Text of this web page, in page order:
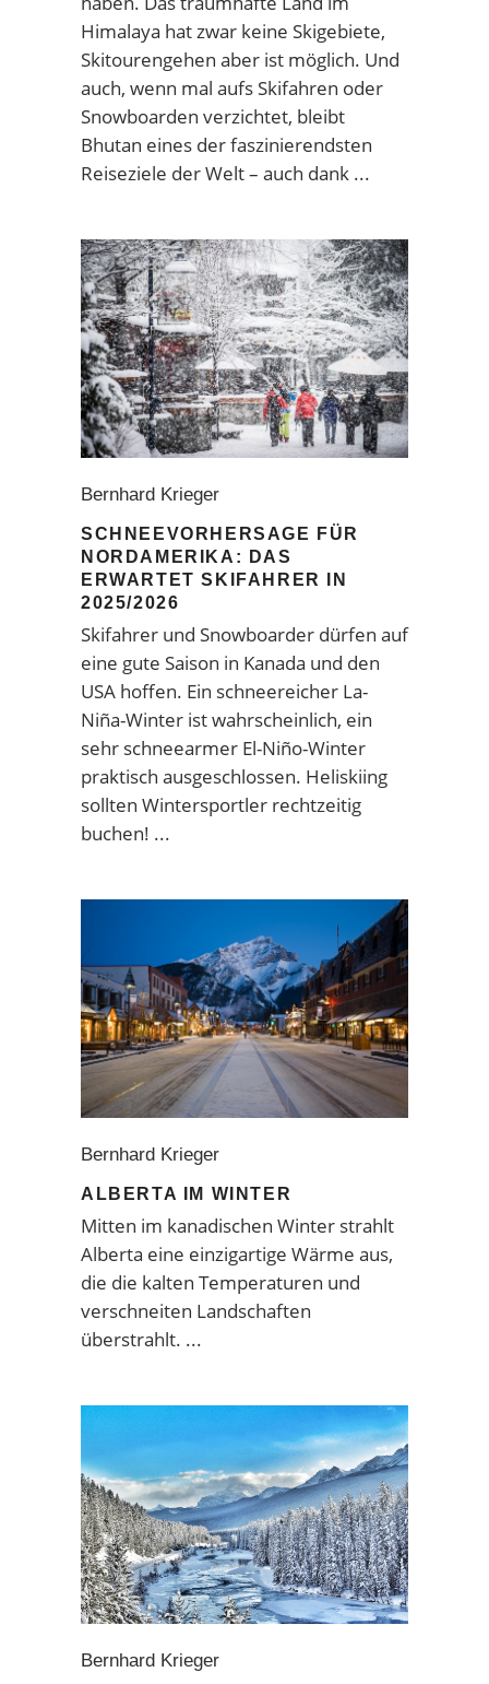
Himalaya hat zwar keine Skigebiete,
Skitourengehen aber ist möglich. Und
auch, wenn mal aufs Skifahren oder
Snowboarden verzichtet, bleibt
Bhutan eines der faszinierendsten
Reiseziele der Welt – auch dank
Bernhard Krieger
SCHNEEVORHERSAGE FÜR
NORDAMERIKA: DAS
ERWARTET SKIFAHRER IN
2025/2026
Skifahrer und Snowboarder dürfen auf
eine gute Saison in Kanada und den
USA hoffen. Ein schneereicher La-
Niña-Winter ist wahrscheinlich, ein
sehr schneearmer El-Niño-Winter
praktisch ausgeschlossen. Heliskiing
sollten Wintersportler rechtzeitig
buchen!
Bernhard Krieger
ALBERTA IM WINTER
Mitten im kanadischen Winter strahlt
Alberta eine einzigartige Wärme aus,
die die kalten Temperaturen und
verschneiten Landschaften
überstrahlt.
Bernhard Krieger